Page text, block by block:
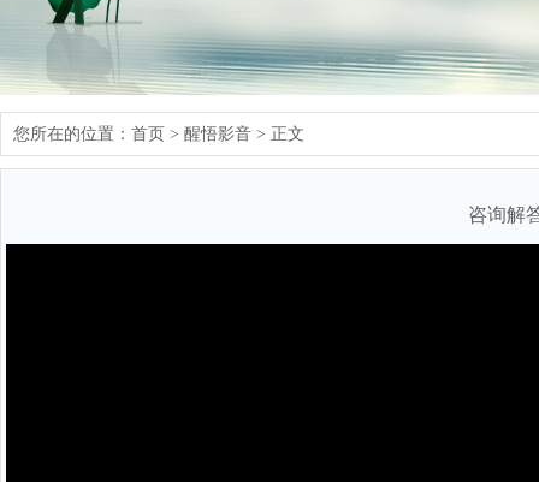
您所在的位置： 首页 > 醒悟影音 > 正文
咨询解